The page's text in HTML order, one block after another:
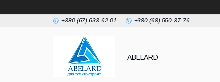
+380 (67) 633-62-01 +380 (68) 550-37-76
ABELARD